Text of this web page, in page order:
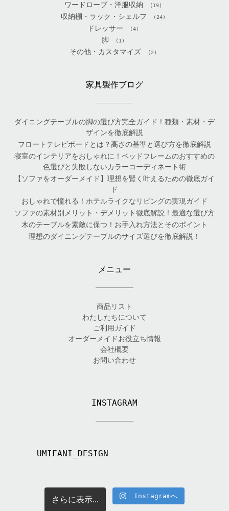
ワードローブ・洋服収納 (19)
収納棚・ラック・シェルフ (24)
ドレッサー (4)
脚 (1)
その他・カスタマイズ (2)
家具製作ブログ
ダイニングテーブルの脚の選び方完全ガイド！種類・素材・デ
ザインを徹底解説
フロートテレビボードとは？高さの基準と選び方を徹底解説
寝室のインテリアをおしゃれに！ベッドフレームのおすすめの
色選びと失敗しないカラーコーディネート術
【ソファをオーダーメイド】理想を賢く叶えるための徹底ガイ
ド
おしゃれで憧れる！ホテルライクなリビングの実現ガイド
ソファの素材別メリット・デメリット徹底解説！最適な選び方
木のテーブルを素敵に保つ！お手入れ方法とそのポイント
理想のダイニングテーブルのサイズ選びを徹底解説！
メニュー
商品リスト
わたしたちについて
ご利用ガイド
オーダーメイドお役立ち情報
会社概要
お問い合わせ
INSTAGRAM
UMIFANI_DESIGN
さらに表示... Instagramへ